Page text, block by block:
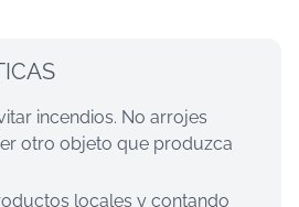
incendios. No arrojes
otro objeto que produzca
locales y contando